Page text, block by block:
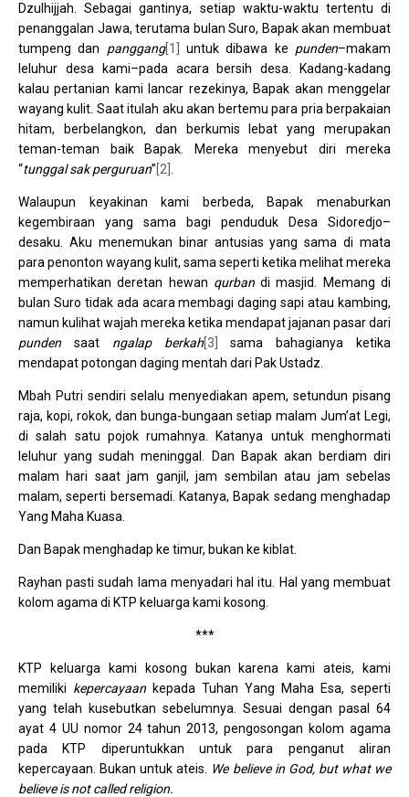
Dzulhijjah. Sebagai gantinya, setiap waktu-waktu tertentu di
penanggalan Jawa, terutama bulan Suro, Bapak akan membuat
tumpeng dan panggang[1] untuk dibawa ke punden–makam
leluhur desa kami–pada acara bersih desa. Kadang-kadang
kalau pertanian kami lancar rezekinya, Bapak akan menggelar
wayang kulit. Saat itulah aku akan bertemu para pria berpakaian
hitam, berbelangkon, dan berkumis lebat yang merupakan
teman-teman baik Bapak. Mereka menyebut diri mereka
“tunggal sak perguruan” [2]
Walaupun keyakinan kami berbeda, Bapak menaburkan
kegembiraan yang sama bagi penduduk Desa Sidoredjo–
desaku. Aku menemukan binar antusias yang sama di mata
para penonton wayang kulit, sama seperti ketika melihat mereka
memperhatikan deretan hewan qurbandi masjid. Memang di
bulan Suro tidak ada acara membagi daging sapi atau kambing,
namun kulihat wajah mereka ketika mendapat jajanan pasar dari
punden saat ngalap berkah[3]
sama bahagianya ketika
mendapat potongan daging mentah dari Pak Ustadz.
Mbah Putri sendiri selalu menyediakan apem, setundun pisang
raja, kopi, rokok, dan bunga-bungaan setiap malam Jum’at Legi,
di salah satu pojok rumahnya. Katanya untuk menghormati
leluhur yang sudah meninggal. Dan Bapak akan berdiam diri
malam hari saat jam ganjil, jam sembilan atau jam sebelas
malam, seperti bersemadi. Katanya, Bapak sedang menghadap
Yang Maha Kuasa.
Dan Bapak menghadap ke timur, bukan ke kiblat.
Rayhan pasti sudah lama menyadari hal itu. Hal yang membuat
kolom agama di KTP keluarga kami kosong.
***
KTP keluarga kami kosong bukan karena kami ateis, kami
memiliki kepercayaan kepada Tuhan Yang Maha Esa, seperti
yang telah kusebutkan sebelumnya. Sesuai dengan pasal 64
ayat 4 UU nomor 24 tahun 2013, pengosongan kolom agama
pada KTP diperuntukkan untuk para penganut aliran
kepercayaan. Bukan untuk ateis. We believe in God, but what we
believe is not called religion.